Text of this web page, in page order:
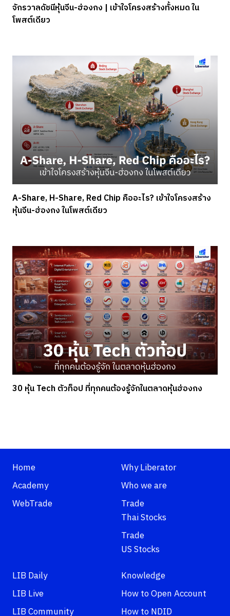
จักรวาลดัชนีหุ้นจีน-ฮ่องกง | เข้าใจโครงสร้างทั้งหมด ใน
โพสต์เดียว
A-Share, H-Share, Red Chip คืออะไร? เข้าใจโครงสร้าง
หุ้นจีน-ฮ่องกง ในโพสต์เดียว
30 หุ้น Tech ตัวท็อป ที่ทุกคนต้องรู้จักในตลาดหุ้นฮ่องกง
Home
Academy
WebTrade
Why Liberator
Who we are
Trade
Thai Stocks
Trade
US Stocks
LIB Daily
LIB Live
LIB Community
Knowledge
How to Open Account
How to NDID